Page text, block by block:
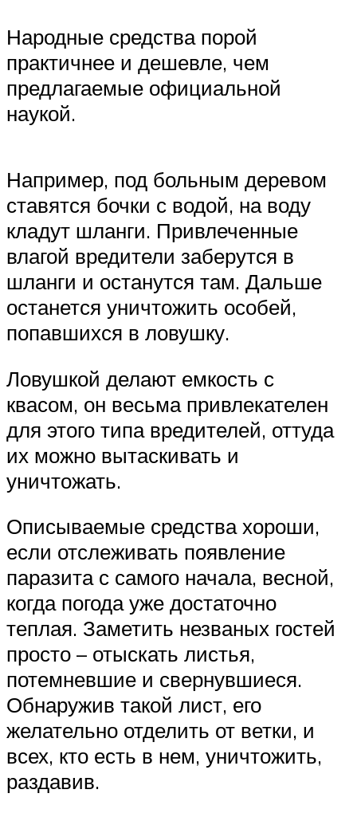
Народные средства порой
практичнее и дешевле, чем
предлагаемые официальной
наукой.
Например, под больным деревом
ставятся бочки с водой, на воду
кладут шланги. Привлеченные
влагой вредители заберутся в
шланги и останутся там. Дальше
останется уничтожить особей,
попавшихся в ловушку.
Ловушкой делают емкость с
квасом, он весьма привлекателен
для этого типа вредителей, оттуда
их можно вытаскивать и
уничтожать.
Описываемые средства хороши,
если отслеживать появление
паразита с самого начала, весной,
когда погода уже достаточно
теплая. Заметить незваных гостей
просто – отыскать листья,
потемневшие и свернувшиеся.
Обнаружив такой лист, его
желательно отделить от ветки, и
всех, кто есть в нем, уничтожить,
раздавив.